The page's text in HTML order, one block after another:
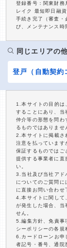
登録番号：関東財
レイク 最短即日融
手続き完了（審査・
び、メンテナンス時
同じエリアの
登戸（自動契約
1.本サイトの目的は
することにあり、当
仲介等の形態を問わ
るものではありませ
2.本サイトに掲載さ
注意を払っています
保証するものではご
提供する事業者に直
い。
3.当社及び当社アド
についてのご質問
に直接お問い合わせ
4.本サイトに関して
が発生した場合、当
せん。
5.編集方針、免責事
シーポリシーの各規
6.カードローンお申
者記号・番号、通院